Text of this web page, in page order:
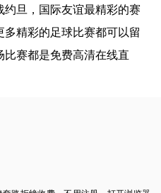
旦，国际友谊最精彩的赛
精彩的足球比赛都可以留
赛都是免费高清在线直